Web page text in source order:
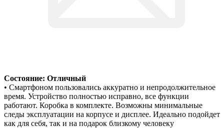
Состояние: Отличный
• Смартфоном пользовались аккуратно и непродолжительное
время. Устройство полностью исправно, все функции
работают. Коробка в комплекте. Возможны минимальные
следы эксплуатации на корпусе и дисплее. Идеально подойдет
как для себя, так и на подарок близкому человеку